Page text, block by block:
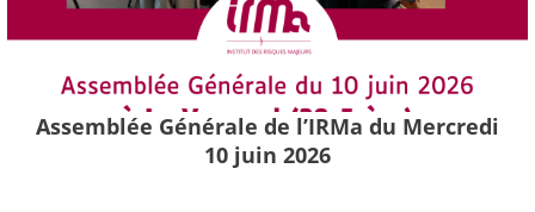
Assemblée Générale de l’IRMa du Mercredi
10 juin 2026